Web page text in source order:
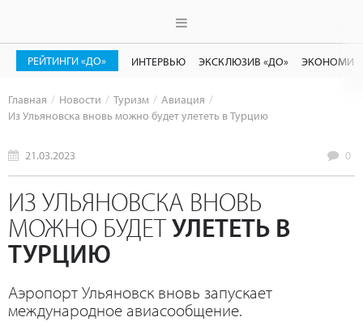
РЕЙТИНГИ «ДО» ИНТЕРВЬЮ ЭКСКЛЮЗИВ «ДО»
Главная Новости Туризм
Авиация
Из Ульяновска вновь можно будет улететь в Турцию
21.03.2023 0
ИЗ УЛЬЯНОВСКА ВНОВЬ
МОЖНО БУДЕТУЛЕТЕТЬ В
ТУРЦИЮ
Аэропорт Ульяновск вновь запускает
международное авиасообщение.